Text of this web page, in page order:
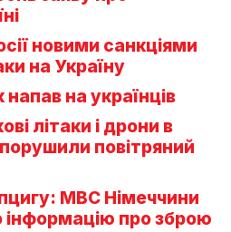
новими санкціями
на Україну
на українців
літаки і дрони в
порушили повітряний
МВС Німеччини
інформацію про зброю